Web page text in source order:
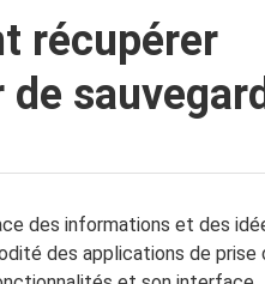
récupérer
des informations et des
des applications de prise